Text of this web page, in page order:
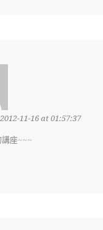
2012-11-16 at 01:57:37
講座~~~